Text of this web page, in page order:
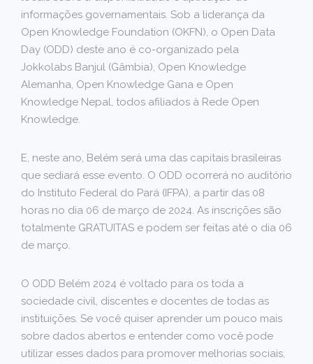
informações governamentais. Sob a liderança da
Open Knowledge Foundation (OKFN), o Open Data
Day (ODD) deste ano é co-organizado pela
Jokkolabs Banjul (Gâmbia), Open Knowledge
Alemanha, Open Knowledge Gana e Open
Knowledge Nepal, todos afiliados à Rede Open
Knowledge.
E, neste ano, Belém será uma das capitais brasileiras
que sediará esse evento. O ODD ocorrerá no auditório
do Instituto Federal do Pará (IFPA), a partir das 08
horas no dia 06 de março de 2024. As inscrições são
totalmente GRATUITAS e podem ser feitas até o dia 06
de março.
O ODD Belém 2024 é voltado para os toda a
sociedade civil, discentes e docentes de todas as
instituições. Se você quiser aprender um pouco mais
sobre dados abertos e entender como você pode
utilizar esses dados para promover melhorias sociais,